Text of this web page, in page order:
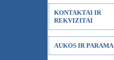
KONTAKTAI IR
REKVIZITAI
AUKOS IR PARAMA